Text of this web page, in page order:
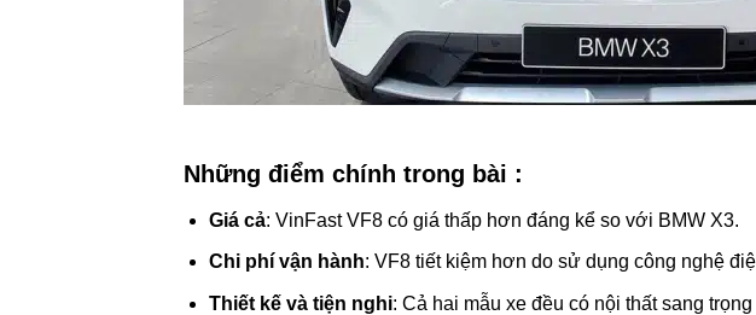
Những điểm chính trong bài :
Giá cả: VinFast VF8 có giá thấp hơn đáng kể so với BMW X3.
Chi phí vận hành: VF8 tiết kiệm hơn do sử dụng công nghệ
Thiết kế và tiện nghi: Cả hai mẫu xe đều có nội thất sang